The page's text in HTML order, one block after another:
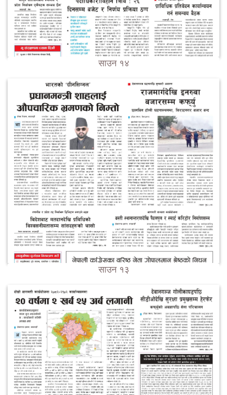
साउन १४
साउन १३